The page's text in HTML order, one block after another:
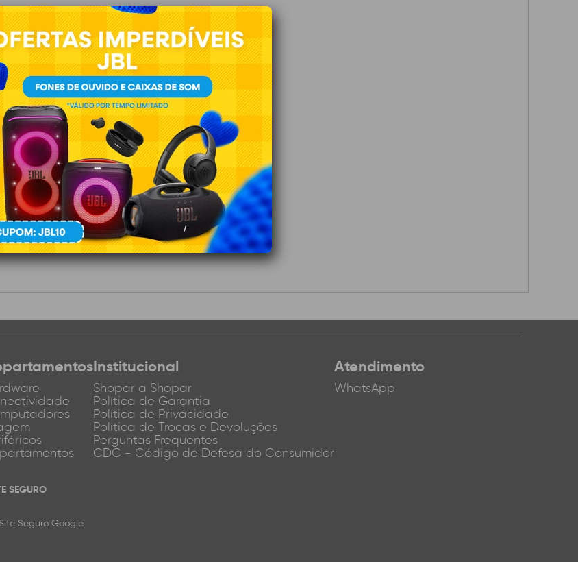
Institucional
Shopar a Shopar
Política de Garantia
Política de Privacidade
Política de Trocas e Devoluções
Perguntas Frequentes
CDC - Código de Defesa do Consumidor
Atendimento
WhatsApp
SEGURO